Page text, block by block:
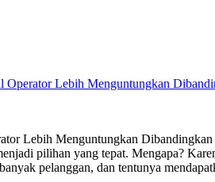
Operator Lebih Menguntungkan
Lebih Menguntungkan
pilihan yang tepat. Mengapa?
pelanggan, dan tentunya